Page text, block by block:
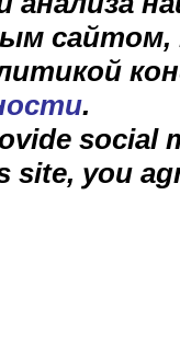
.
social
you